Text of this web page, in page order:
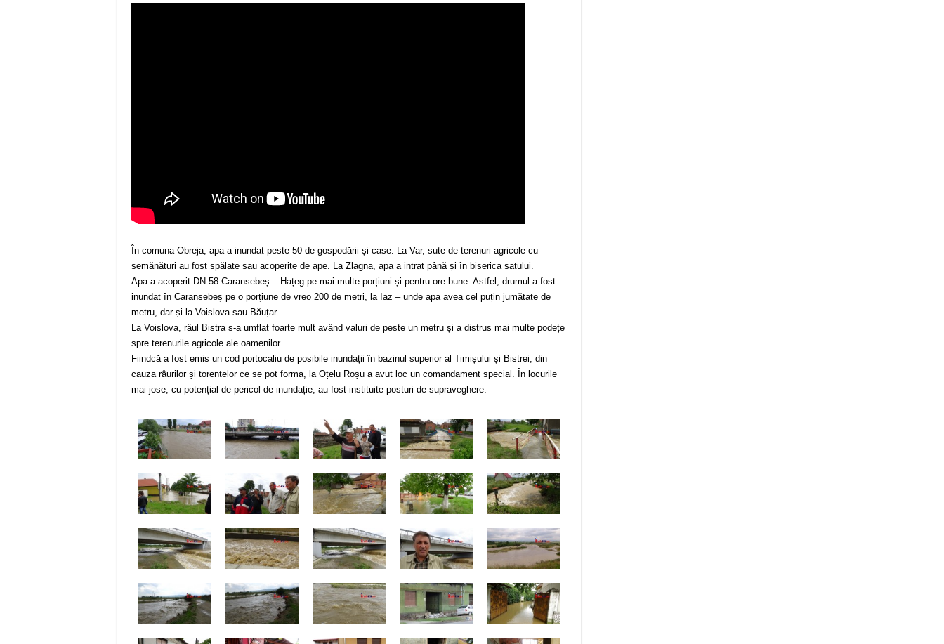
În comuna Obreja, apa a inundat peste 50 de gospodării și case. La Var, sute de terenuri agricole cu
semănături au fost spălate sau acoperite de ape. La Zlagna, apa a intrat până și în biserica satului.
Apa a acoperit DN 58 Caransebeș – Hațeg pe mai multe porțiuni și pentru ore bune. Astfel, drumul a fost
inundat în Caransebeș pe o porțiune de vreo 200 de metri, la Iaz – unde apa avea cel puțin jumătate de
metru, dar și la Voislova sau Băuțar.
La Voislova, râul Bistra s-a umflat foarte mult având valuri de peste un metru și a distrus mai multe podețe
spre terenurile agricole ale oamenilor.
Fiindcă a fost emis un cod portocaliu de posibile inundații în bazinul superior al Timișului și Bistrei, din
cauza râurilor și torentelor ce se pot forma, la Oțelu Roșu a avut loc un comandament special. În locurile
mai jose, cu potențial de pericol de inundație, au fost instituite posturi de supraveghere.